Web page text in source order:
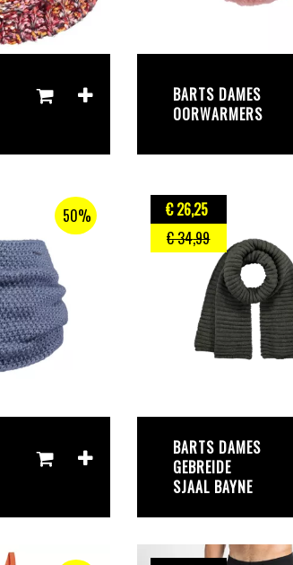
BARTS DAMES
OORWARMERS
50% € 26,25
€ 34,99
BARTS DAMES
GEBREIDE
SJAAL BAYNE